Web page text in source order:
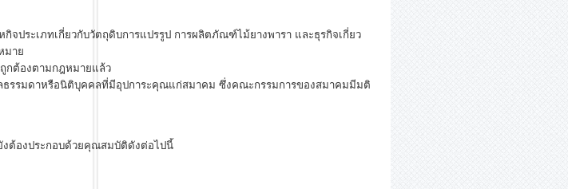
ประเภทเกี่ยวกับวัตถุดิบการแปรรูป การผลิตภัณฑ์ไม้ยางพารา และธุรกิจเกี่ยว
มาย
กต้องตามกฎหมายแล้ว
รรมดาหรือนิติบุคคลที่มีอุปการะคุณแก่สมาคม ซึ่งคณะกรรมการของสมาคมมีมติ
งประกอบด้วยคุณสมบัติดังต่อไปนี้